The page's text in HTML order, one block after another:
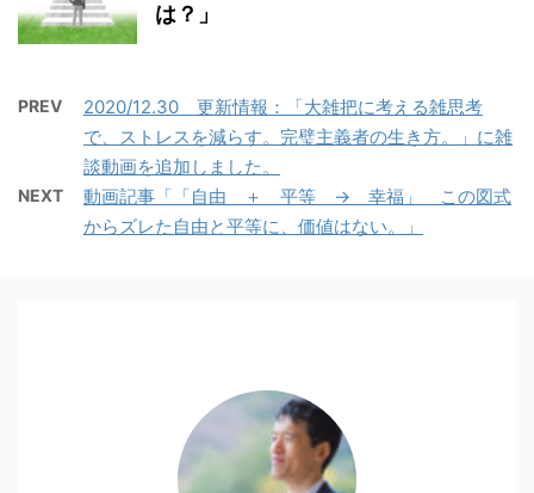
は？」
PREV
2020/12.30 更新情報：「大雑把に考える雑思考
で、ストレスを減らす。完璧主義者の生き方。」に雑
談動画を追加しました。
NEXT
動画記事「「自由 ＋ 平等 → 幸福」 この図式
からズレた自由と平等に、価値はない。」